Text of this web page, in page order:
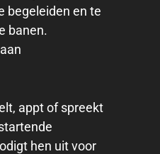
begeleiden en te
banen.
appt of spreekt
hen uit voor